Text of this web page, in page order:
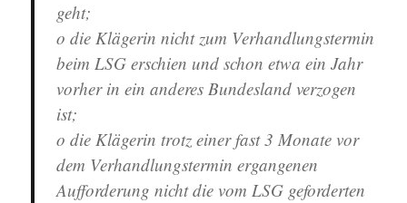
geht;
o die Klägerin nicht zum Verhandlungstermin
beim LSG erschien und schon etwa ein Jahr
vorher in ein anderes Bundesland verzogen
ist;
o die Klägerin trotz einer fast 3 Monate vor
dem Verhandlungstermin ergangenen
Aufforderung nicht die vom LSG geforderten